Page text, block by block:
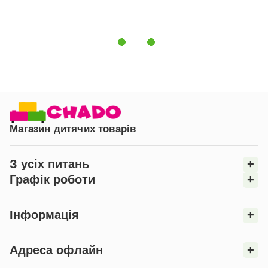
Магазин дитячих товарів
З усіх питань
+
Графік роботи
+
Інформація +
Адреса офлайн +